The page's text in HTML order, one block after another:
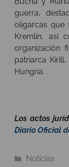
guerra,
oligarcas que
Kremlin, así
organización
patriarca
Hungría.
Los actos
Diario Oficial
Categorías
Noticias